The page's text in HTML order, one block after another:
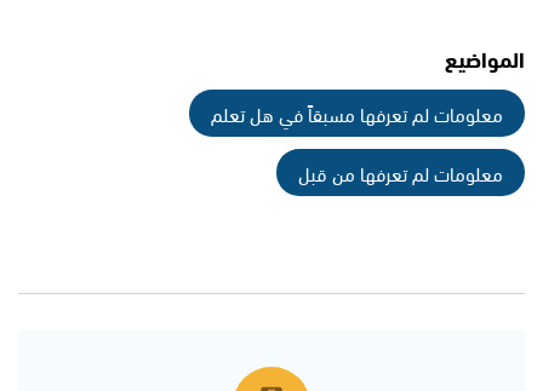
المواضيع
معلومات لم تعرفها مسبقاً في هل تعلم
معلومات لم تعرفها من قبل